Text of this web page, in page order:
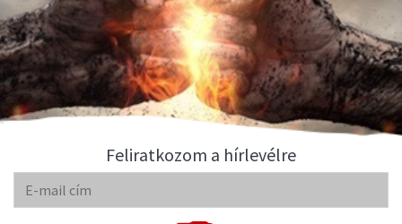
Feliratkozom a hírlevélre